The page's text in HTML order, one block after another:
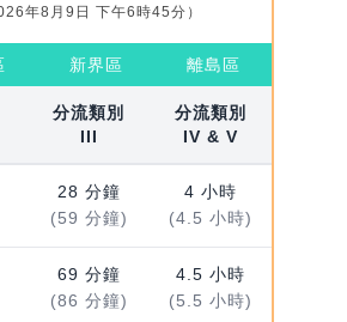
年8月9日 下午6時45分）
新界區 離島區
分流類別
III
分流類別
IV & V
28 分鐘
(59 分鐘)
4 小時
(4.5 小時)
69 分鐘
(86 分鐘)
4.5 小時
(5.5 小時)